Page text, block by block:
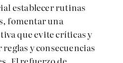
establecer rutinas
fomentar una
que evite críticas y
y consecuencias